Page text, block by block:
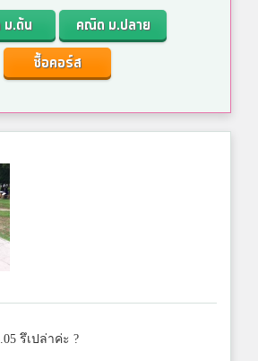
.ต้น
คณิต ม.ปลาย
ซื้อคอร์ส
รึเปล่าค่ะ ?